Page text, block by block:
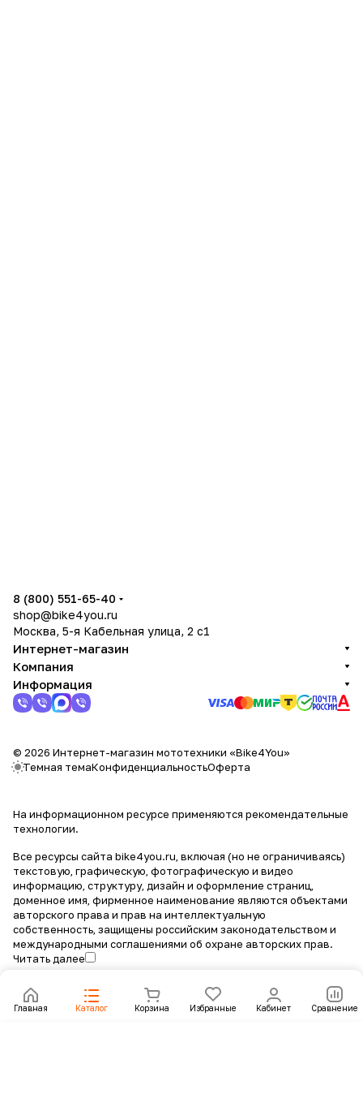
Главная Каталог Корзина Избранные Кабинет Сравнение
8 (800) 551-65-40
shop@bike4you.ru
Москва, 5-я Кабельная улица, 2 с1
Интернет-магазин
Компания
Информация
© 2026 Интернет-магазин мототехники «Bike4You»
Темная темаКонфиденциальностьОферта
На информационном ресурсе применяются рекомендательные
технологии.
Все ресурсы сайта bike4you.ru, включая (но не ограничиваясь)
текстовую, графическую, фотографическую и видео
информацию, структуру, дизайн и оформление страниц,
доменное имя, фирменное наименование являются объектами
авторского права и прав на интеллектуальную
собственность, защищены российским законодательством и
международными соглашениями об охране авторских прав.
Читать далее